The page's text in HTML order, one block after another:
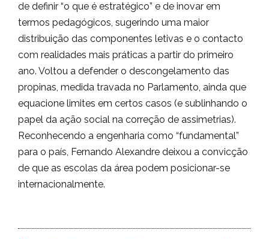
de definir “o que é estratégico” e de inovar em
termos pedagógicos, sugerindo uma maior
distribuição das componentes letivas e o contacto
com realidades mais práticas a partir do primeiro
ano. Voltou a defender o descongelamento das
propinas, medida travada no Parlamento, ainda que
equacione limites em certos casos (e sublinhando o
papel da ação social na correção de assimetrias).
Reconhecendo a engenharia como “fundamental”
para o país, Fernando Alexandre deixou a convicção
de que as escolas da área podem posicionar-se
internacionalmente.